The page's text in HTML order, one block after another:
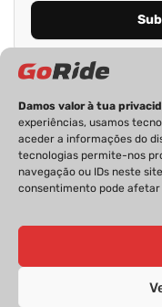
Damos valor à tua
experiências, usamos
aceder a informações do
tecnologias permite-nos
navegação ou IDs neste
consentimento pode
PRIVACIDADE